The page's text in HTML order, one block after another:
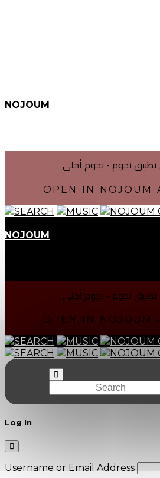
NOJOUM
نجوم - نجوم أحلی
OPEN IN NOJOUM
SEARCH
MUSIC NOJOUM
NOJOUM
نجوم - نجوم أحلی
OPEN IN NOJOUM
SEARCH
MUSIC NOJOUM
SEARCH
MUSIC NOJOUM
Log In
Username or Email Address